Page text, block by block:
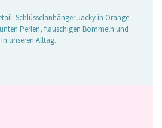
Schlüsselanhänger Jacky in Orange-
Perlen, flauschigen Bommeln und
unseren Alltag.